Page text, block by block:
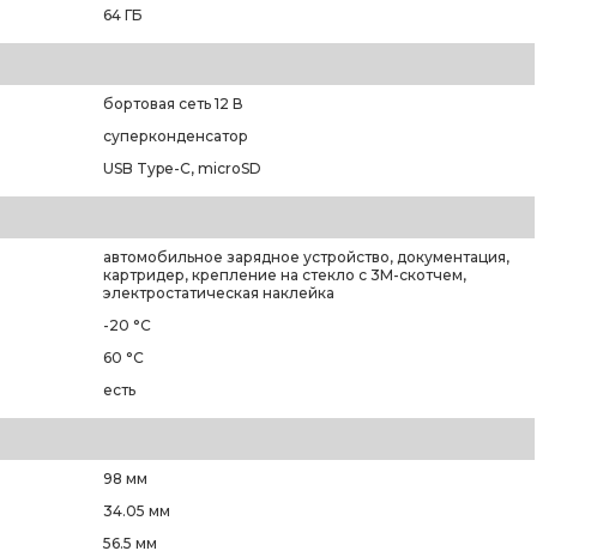
64 ГБ
бортовая сеть 12 В
суперконденсатор
USB Type-C, microSD
автомобильное зарядное устройство, документация,
картридер, крепление на стекло с 3M-скотчем,
электростатическая наклейка
-20 °C
60 °C
есть
98 мм
34.05 мм
56.5 мм